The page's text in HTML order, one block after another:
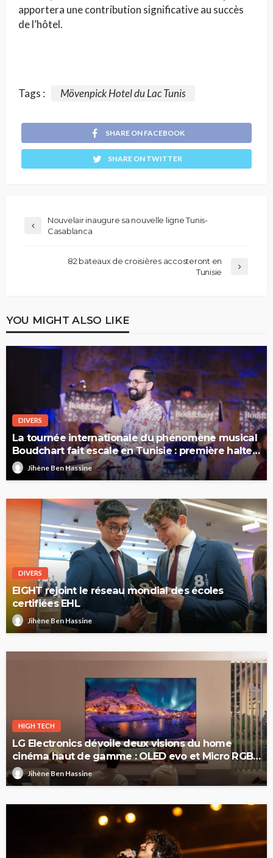
apportera une contribution significative au succès
de l’hôtel.
Tags : Mövenpick Hotel du Lac Tunis
SHARE ON FACEBOOK
SHARE ON TWITTER
Nouvelair inaugure sa nouvelle ligne Tunis-
Casablanca
82 bateaux de croisières accosteront en
Tunisie
YOU MIGHT ALSO LIKE
DIVERS
La tournée internationale du phénomène musical
Boudchart fait escale en Tunisie : première halte
à SfaxJihène Ben Hassine
DIVERS
EIGHT rejoint le réseau mondial des écoles
certifiées EHL
Jihène Ben Hassine
HIGH TECH
LG Electronics dévoile deux visions du home
cinéma haut de gamme : OLED evo et Micro RGB
evoJihène Ben Hassine